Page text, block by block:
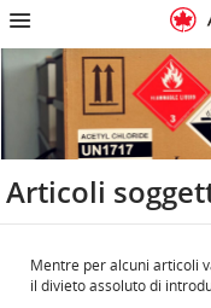
Salti
homepage
Salta
navigazione
principale
Salta
contenuto
Salti
campo
di
Salta
link
a
Salta
mappa
del
Salta
sezione
contatti
Articoli
Mentre per alcuni articoli
il divieto assoluto di